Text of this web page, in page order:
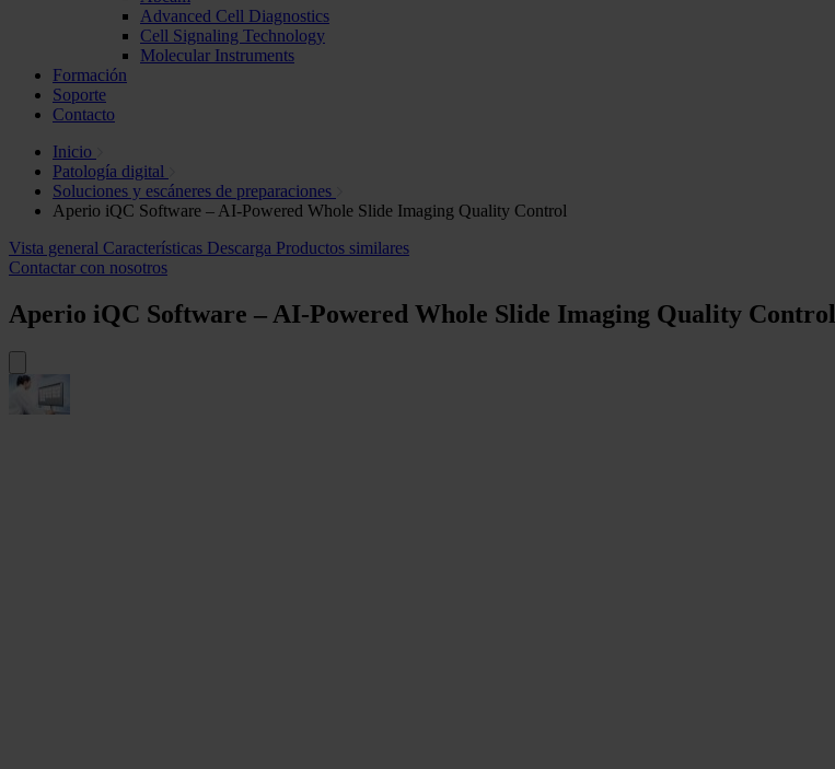
Advanced Cell Diagnostics
Cell Signaling Technology
Molecular Instruments
Formación
Soporte
Contacto
Inicio
Patología digital
Soluciones y escáneres de preparaciones
Aperio iQC Software – AI-Powered Whole Slide Imaging Quality Control
Vista general Características Descarga Productos similares
Contactar con nosotros
Aperio iQC Software – AI-Powered Whole Slide Imaging Quality Control